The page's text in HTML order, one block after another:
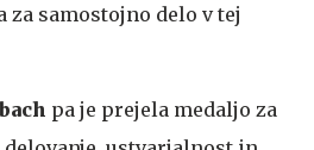
za samostojno delo v tej
pa je prejela medaljo za